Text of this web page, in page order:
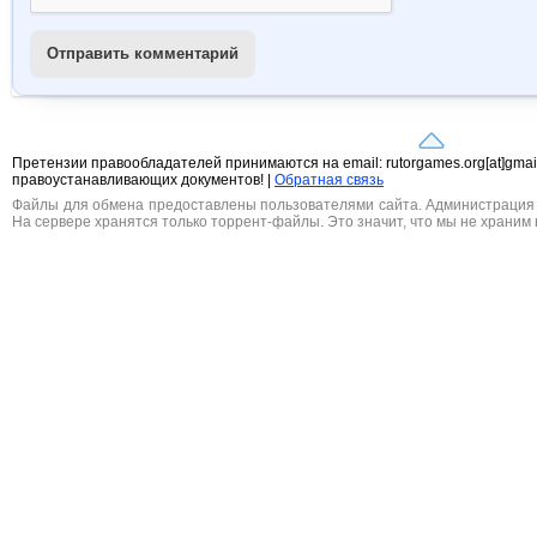
Отправить комментарий
Претензии правообладателей принимаются на email:
правоустанавливающих документов! |
Обратная связь
Файлы для обмена предоставлены пользователями сайта. Администрация
На сервере хранятся только торрент-файлы. Это значит, что мы не